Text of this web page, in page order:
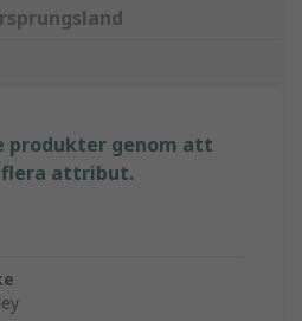
produkter genom att
attribut.